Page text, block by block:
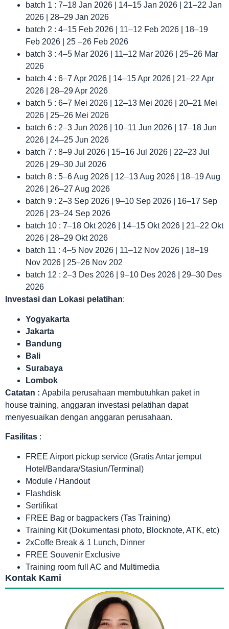
batch 1 : 7–18 Jan 2026 | 14–15 Jan 2026 | 21–22 Jan
2026 | 28–29 Jan 2026
batch 2 : 4–15 Feb 2026 | 11–12 Feb 2026 | 18–19
Feb 2026 | 25 –26 Feb 2026
batch 3 : 4–5 Mar 2026 | 11–12 Mar 2026 | 25–26 Mar
2026
batch 4 : 6–7 Apr 2026 | 14–15 Apr 2026 | 21–22 Apr
2026 | 28–29 Apr 2026
batch 5 : 6–7 Mei 2026 | 12–13 Mei 2026 | 20–21 Mei
2026 | 25–26 Mei 2026
batch 6 : 2–3 Jun 2026 | 10–11 Jun 2026 | 17–18 Jun
2026 | 24–25 Jun 2026
batch 7 : 8–9 Jul 2026 | 15–16 Jul 2026 | 22–23 Jul
2026 | 29–30 Jul 2026
batch 8 : 5–6 Aug 2026 | 12–13 Aug 2026 | 18–19 Aug
2026 | 26–27 Aug 2026
batch 9 : 2–3 Sep 2026 | 9–10 Sep 2026 | 16–17 Sep
2026 | 23–24 Sep 2026
batch 10 : 7–18 Okt 2026 | 14–15 Okt 2026 | 21–22 Okt
2026 | 28–29 Okt 2026
batch 11 : 4–5 Nov 2026 | 11–12 Nov 2026 | 18–19
Nov 2026 | 25–26 Nov 202
batch 12 : 2–3 Des 2026 | 9–10 Des 2026 | 29–30 Des
2026
Investasi dan Lokasi pelatihan:
Yogyakarta
Jakarta
Bandung
Bali
Surabaya
Lombok
Catatan : Apabila perusahaan membutuhkan paket in
house training, anggaran investasi pelatihan dapat
menyesuaikan dengan anggaran perusahaan.
Fasilitas :
FREE Airport pickup service (Gratis Antar jemput
Hotel/Bandara/Stasiun/Terminal)
Module / Handout
Flashdisk
Sertifikat
FREE Bag or bagpackers (Tas Training)
Training Kit (Dokumentasi photo, Blocknote, ATK, etc)
2xCoffe Break & 1 Lunch, Dinner
FREE Souvenir Exclusive
Training room full AC and Multimedia
Kontak Kami